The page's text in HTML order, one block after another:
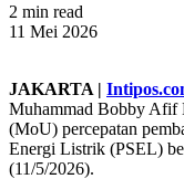
2 min read
11 Mei 2026
JAKARTA |
Muhammad Bobby Afif
(MoU) percepatan
Energi Listrik (PSEL)
(11/5/2026).